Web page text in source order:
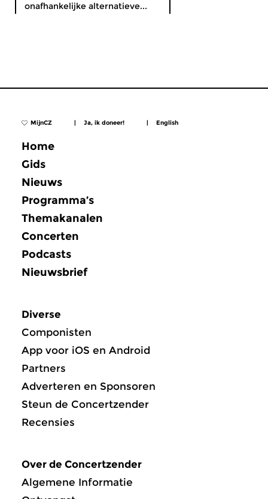
onafhankelijke alternatieve...
MijnCZ | Ja, ik doneer! | English
Home
Gids
Nieuws
Programma’s
Themakanalen
Concerten
Podcasts
Nieuwsbrief
Diverse
Componisten
App voor iOS en Android
Partners
Adverteren en Sponsoren
Steun de Concertzender
Recensies
Over de Concertzender
Algemene Informatie